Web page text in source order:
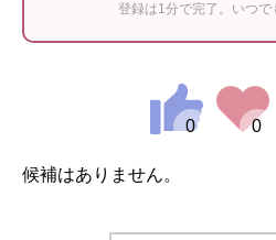
登録は1分で完了。いつで
候補はありません。